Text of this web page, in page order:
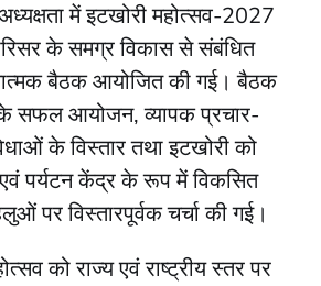
में इटखोरी महोत्सव-2027
के समग्र विकास से संबंधित
बैठक आयोजित की गई। बैठक
सफल आयोजन, व्यापक प्रचार-
के विस्तार तथा इटखोरी को
पर्यटन केंद्र के रूप में विकसित
पर विस्तारपूर्वक चर्चा की गई।
को राज्य एवं राष्ट्रीय स्तर पर